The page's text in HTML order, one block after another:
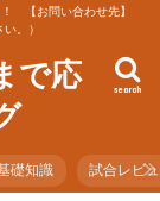
【お問い合わせ先】
。）
で応
search
礎知識 試合レビ